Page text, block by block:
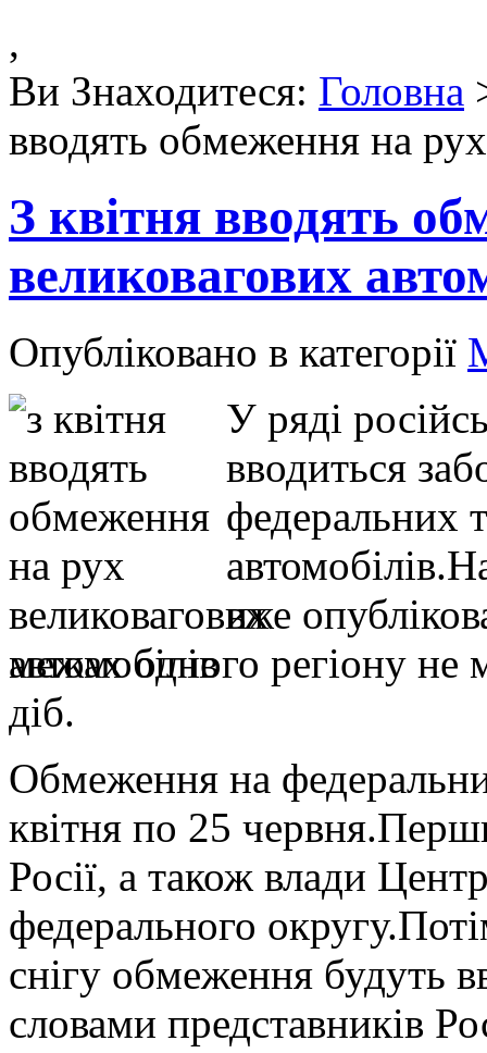
,
Ви Знаходитеся: Головна
вводять обмеження на
З квітня вводять
великовагових
Опубліковано в категорії
У ряді
вводиться
федеральних
вже
межах одного регіону не
діб.
Обмеження на
квітня по 25
Росії, а також влади
федерального
снігу обмеження будуть
словами представників